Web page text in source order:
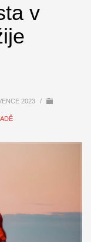
v
2023 /